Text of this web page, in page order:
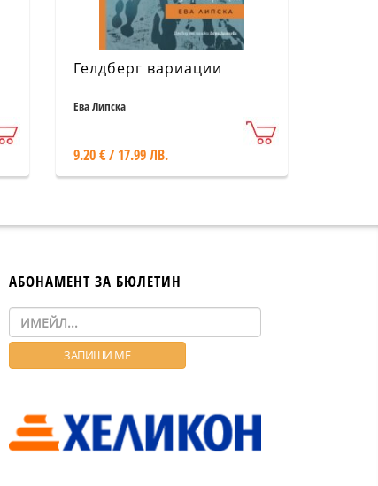
Гелдберг вариации
Ева Липска
9.20 € / 17.99 ЛВ.
АБОНАМЕНТ ЗА БЮЛЕТИН